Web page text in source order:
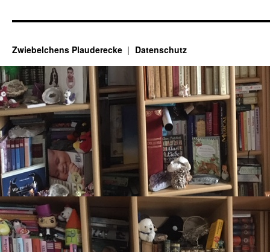
Zwiebelchens Plauderecke Datenschutz